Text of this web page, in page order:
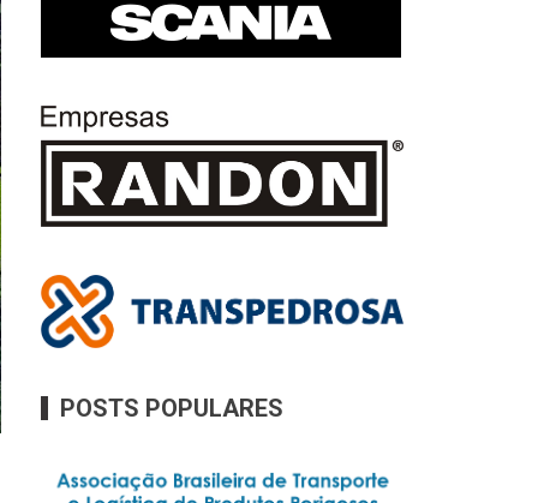
POSTS POPULARES